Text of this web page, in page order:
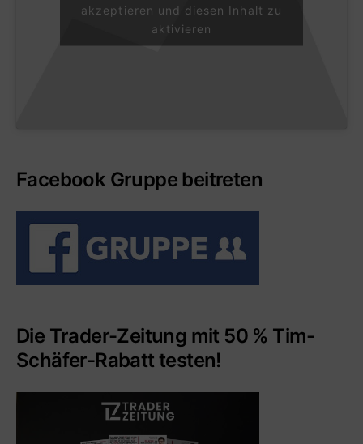
akzeptieren und diesen Inhalt zu
aktivieren
Facebook Gruppe beitreten
Die Trader-Zeitung mit 50 % Tim-
Schäfer-Rabatt testen!